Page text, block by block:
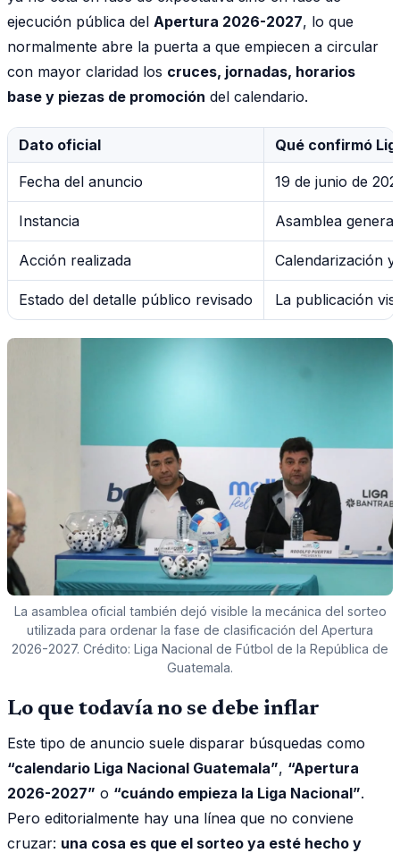
ejecución pública del Apertura 2026-2027, lo que
normalmente abre la puerta a que empiecen a circular
con mayor claridad los cruces, jornadas, horarios
base y piezas de promoción del calendario.
Dato oficial Qué confirmó
Fecha del anuncio 19 de junio de
Instancia Asamblea
Acción realizada Calendarización
Estado del detalle público revisado La publicación
La asamblea oficial también dejó visible la mecánica del sorteo
utilizada para ordenar la fase de clasificación del Apertura
2026-2027. Crédito: Liga Nacional de Fútbol de la República de
Guatemala.
Lo que todavía no se debe inflar
Este tipo de anuncio suele disparar búsquedas como
“calendario Liga Nacional Guatemala”, “Apertura
2026-2027” o “cuándo empieza la Liga Nacional”.
Pero editorialmente hay una línea que no conviene
cruzar: una cosa es que el sorteo ya esté hecho y